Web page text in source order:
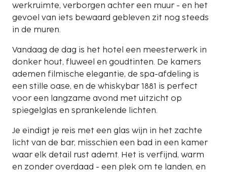
werkruimte, verborgen achter een muur - en het
gevoel van iets bewaard gebleven zit nog steeds
in de muren.
Vandaag de dag is het hotel een meesterwerk in
donker hout, fluweel en goudtinten. De kamers
ademen filmische elegantie, de spa-afdeling is
een stille oase, en de whiskybar 1881 is perfect
voor een langzame avond met uitzicht op
spiegelglas en sprankelende lichten.
Je eindigt je reis met een glas wijn in het zachte
licht van de bar, misschien een bad in een kamer
waar elk detail rust ademt. Het is verfijnd, warm
en zonder overdaad - een plek om te landen, en